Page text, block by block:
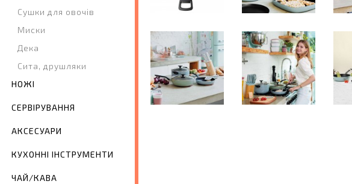
Сушки для овочів
Миски
Дека
Сита, друшляки
НОЖІ
СЕРВІРУВАННЯ
АКСЕСУАРИ
КУХОННІ ІНСТРУМЕНТИ
ЧАЙ/КАВА